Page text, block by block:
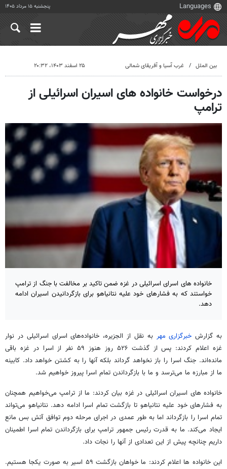
پنجشنبه ۱۵ مرداد ۱۴۰۵
بین الملل غرب آسیا و آفریقای شمالی ۲۵ اسفند ۱۴۰۳، ۲۰:۳۲
درخواست خانواده های اسیران اسرائیلی از
ترامپ
خانواده های اسرای اسرائیلی در غزه ضمن تاکید بر مخالفت با جنگ از ترامپ
خواستند که به فشارهای خود علیه نتانیاهو برای بازگردانیدن اسیران ادامه
دهد.
به گزارش خبرگزاری مهر به نقل از الجزیره، خانواده‌های اسرای اسرائیلی در نوار
غزه اعلام کردند: پس از گذشت ۵۲۶ روز هنوز ۵۹ نفر از اسرا در غزه باقی
مانده‌اند. جنگ اسرا را باز نخواهد گرداند بلکه آنها را به کشتن خواهد داد. کابینه
ما از مبارزه ما می‌ترسد و ما با بازگرداندن تمام اسرا پیروز خواهیم شد.
خانواده های اسیران اسرائیلی در غزه بیان کردند: ما از ترامپ می‌خواهیم همچنان
به فشارهای خود علیه نتانیاهو تا بازگشت تمام اسرا ادامه دهد. نتانیاهو می‌تواند
تمام اسرا را بازگرداند اما به طور عمدی در اجرای مرحله دوم توافق آتش بس مانع
ایجاد می‌کند. ما به قدرت رئیس جمهور ترامپ برای بازگرداندن تمام اسرا اطمینان
داریم چنانچه پیش از این تعدادی از آنها را نجات داد.
این خانواده ها اعلام کردند: ما خواهان بازگشت ۵۹ اسیر به صورت یکجا هستیم.